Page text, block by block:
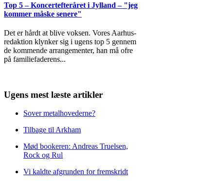
Top 5 – Koncertefteråret i Jylland – "jeg
kommer måske senere"
Det er hårdt at blive voksen. Vores Aarhus-
redaktion klynker sig i ugens top 5 gennem
de kommende arrangementer, han må ofre
på familiefaderens...
Ugens mest læste artikler
Sover metalhovederne?
Tilbage til Arkham
Mød bookeren: Andreas Truelsen,
Rock og Rul
Vi kaldte afgrunden for fremskridt